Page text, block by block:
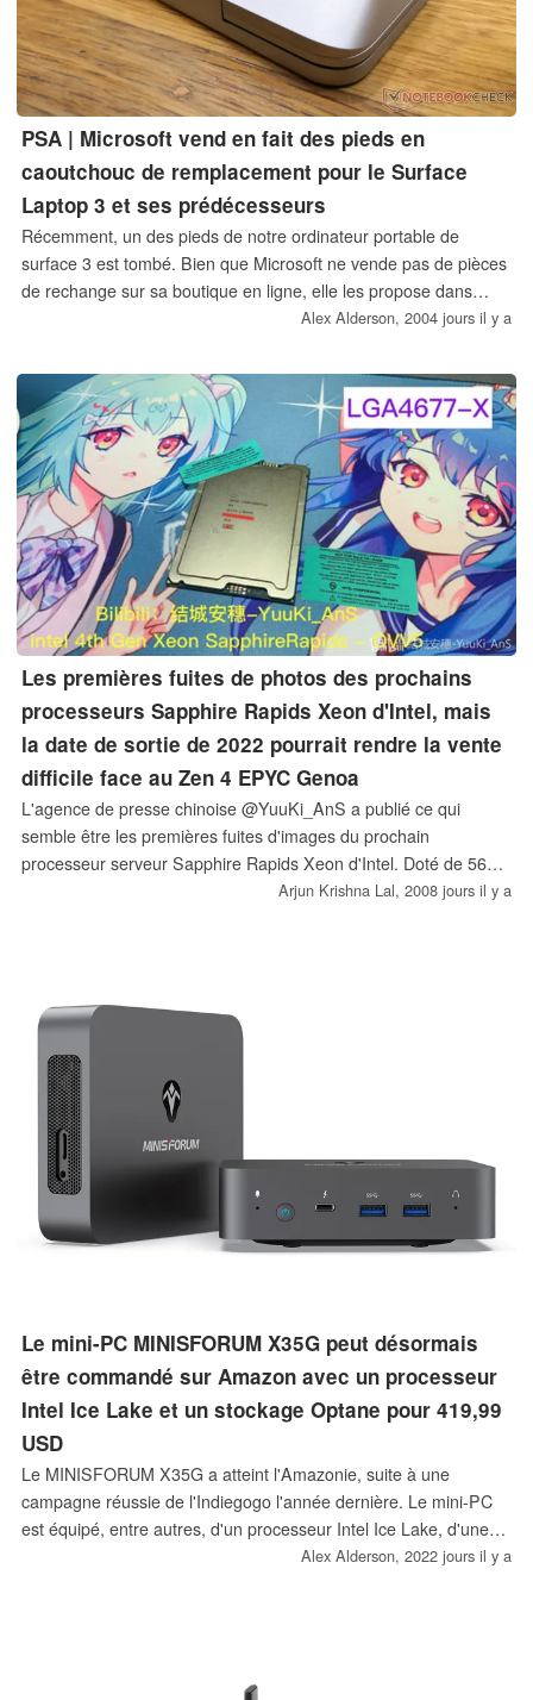
PSA | Microsoft vend en fait des pieds en
caoutchouc de remplacement pour le Surface
Laptop 3 et ses prédécesseurs
Récemment, un des pieds de notre ordinateur portable de
surface 3 est tombé. Bien que Microsoft ne vende pas de pièces
de rechange sur sa boutique en ligne, elle les propose dans
toutes les couleurs par un autre canal. Pour une somme
nouveau jeu de pieds, même en dehors de la garantie.
Alex Alderson, 2004 jours il y a
Les premières fuites de photos des prochains
processeurs Sapphire Rapids Xeon d'Intel, mais
la date de sortie de 2022 pourrait rendre la vente
difficile face au Zen 4 EPYC Genoa
L'agence de presse chinoise @YuuKi_AnS a publié ce qui
semble être les premières fuites d'images du prochain
processeur serveur Sapphire Rapids Xeon d'Intel. Doté de 56
cœurs Golden Cove, Sapphire Rapids serait le premier
Arjun Krishna Lal, 2008 jours il y a
Le mini-PC MINISFORUM X35G peut désormais
être commandé sur Amazon avec un processeur
Intel Ice Lake et un stockage Optane pour 419,99
USD
Le MINISFORUM X35G a atteint l'Amazonie, suite à une
campagne réussie de l'Indiegogo l'année dernière. Le mini-PC
est équipé, entre autres, d'un processeur Intel Ice Lake, d'une
mémoire Intel Optane et d'un port Thunderbolt 3. Le X35G est
Alex Alderson, 2022 jours il y a